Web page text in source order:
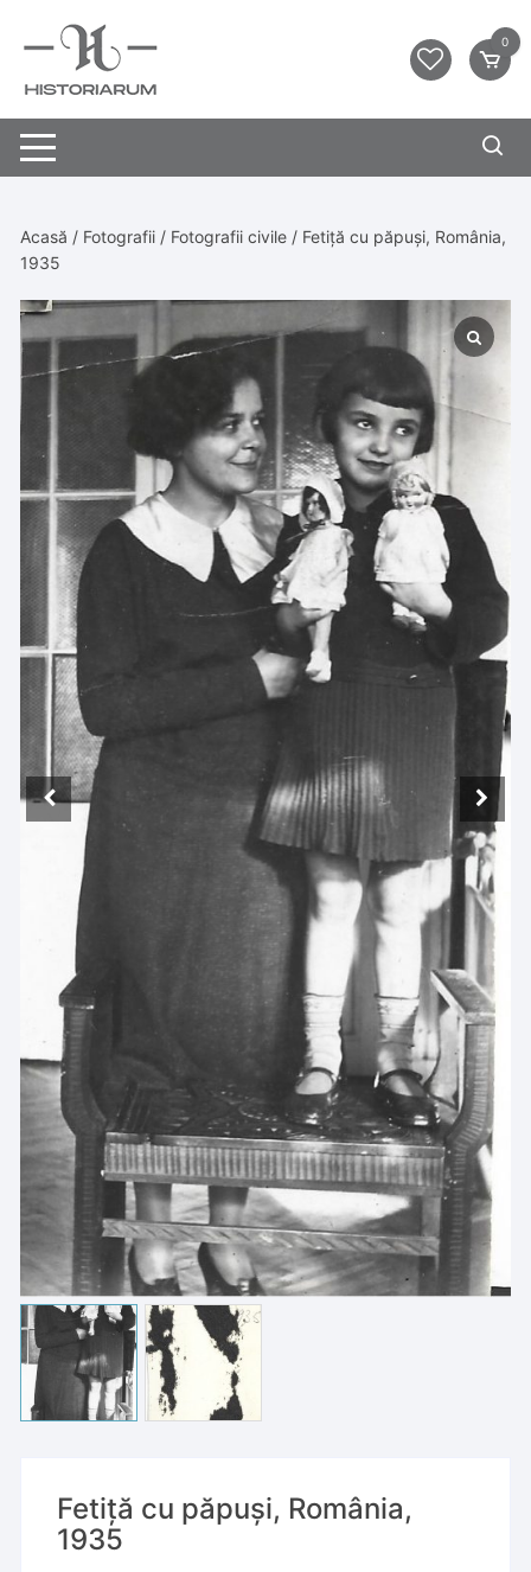
0
Acasă / Fotografii / Fotografii civile / Fetiță cu păpuși, România,
1935
Fetiță cu păpuși, România,
1935